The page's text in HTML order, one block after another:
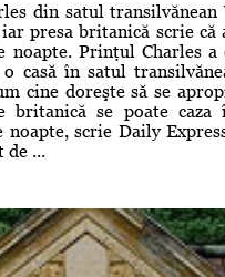
din satul
presa britanică scrie că
noapte. Prinţul Charles a
casă în satul
cine doreşte să se
britanică se poate caza
noapte, scrie Daily
de ...